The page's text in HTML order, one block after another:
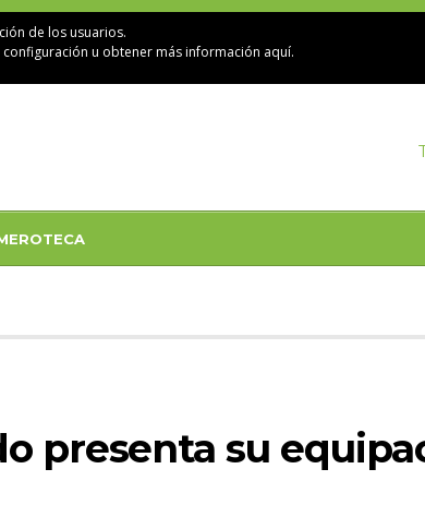
de los usuarios.
configuración u obtenermás información aquí.
presenta su